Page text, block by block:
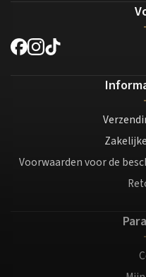
Voorwaarden voor de